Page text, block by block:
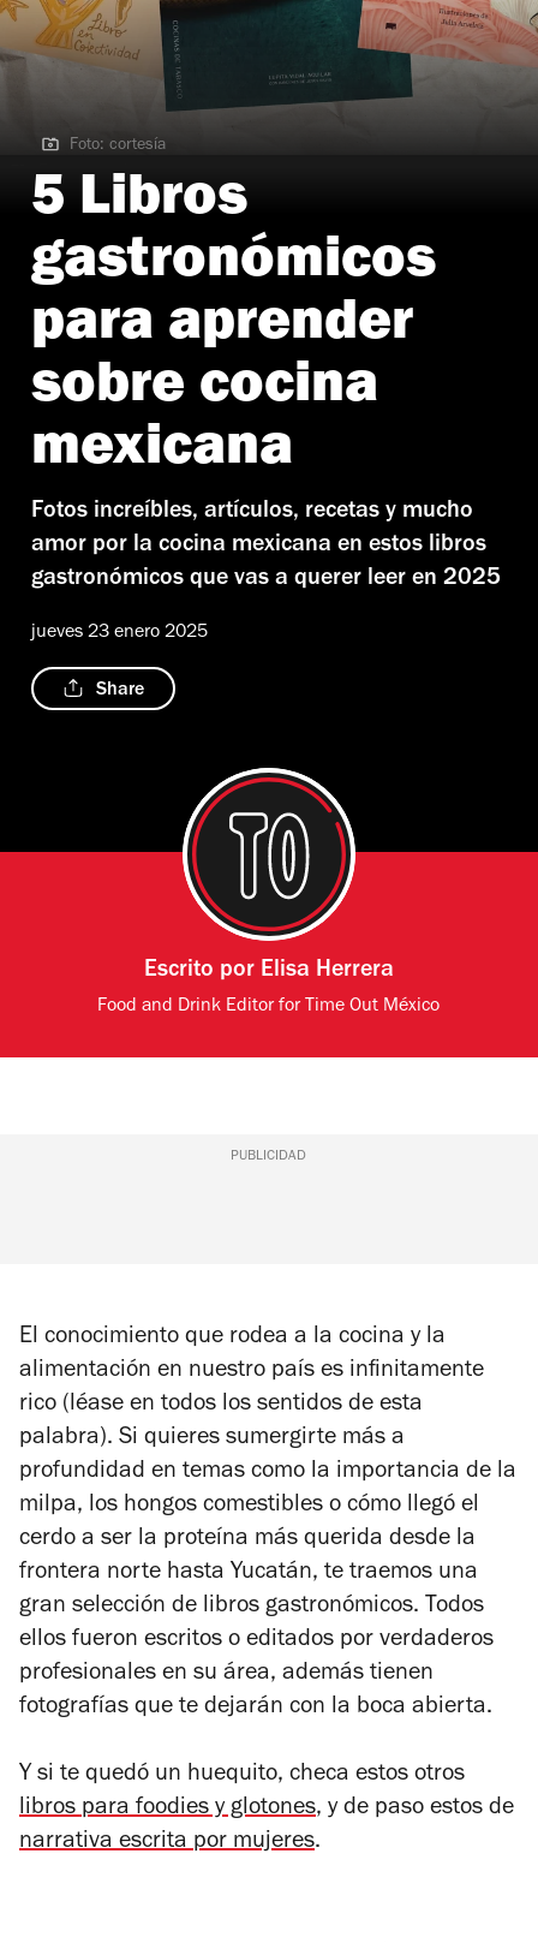
Foto: cortesía
Foto: cortesía
5 Libros
gastronómicos
para aprender
sobre cocina
mexicana
Fotos increíbles, artículos, recetas y mucho
amor por la cocina mexicana en estos libros
gastronómicos que vas a querer leer en 2025
jueves 23 enero 2025
Share
Escrito por Elisa Herrera
Food and Drink Editor for Time Out México
PUBLICIDAD
El conocimiento que rodea a la cocina y la
alimentación en nuestro país es infinitamente
rico (léase en todos los sentidos de esta
palabra). Si quieres sumergirte más a
profundidad en temas como la importancia de la
milpa, los hongos comestibles o cómo llegó el
cerdo a ser la proteína más querida desde la
frontera norte hasta Yucatán, te traemos una
gran selección de libros gastronómicos. Todos
ellos fueron escritos o editados por verdaderos
profesionales en su área, además tienen
fotografías que te dejarán con la boca abierta.
Y si te quedó un huequito, checa estos otros
libros para foodies y glotones, y de paso estos de
narrativa escrita por mujeres.